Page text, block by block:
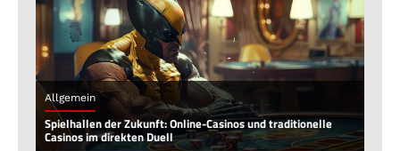
Allgemein
Spielhallen der Zukunft: Online-Casinos und traditionelle
Casinos im direkten Duell